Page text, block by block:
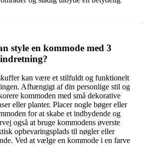
style en kommode med 3
kan være et stilfuldt og funktionelt
Afhængigt af din personlige stil og
kommoden med små dekorative
eller planter. Placer nogle bøger eller
for at skabe et indbydende og
også at bruge kommodens øverste
opbevaringsplads til nøgler eller
Ved at vælge en kommode i en farve